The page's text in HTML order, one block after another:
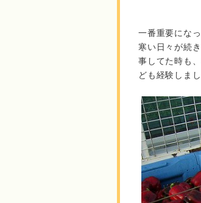
一番重要にな
寒い日々が続
事してた時も
ども経験しまし